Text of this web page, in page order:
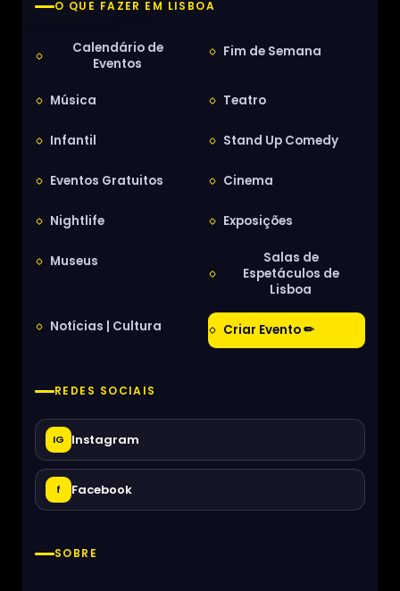
O QUE FAZER EM LISBOA
Calendário de
Eventos
Fim de Semana
Música Teatro
Infantil Stand Up Comedy
Eventos Gratuitos Cinema
Nightlife Exposições
Museus
Salas de
Espetáculos de
Lisboa
Notícias | Cultura Criar Evento ✏
REDES SOCIAIS
IG Instagram
f Facebook
SOBRE